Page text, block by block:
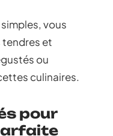
vous
et
ou
culinaires.
pour